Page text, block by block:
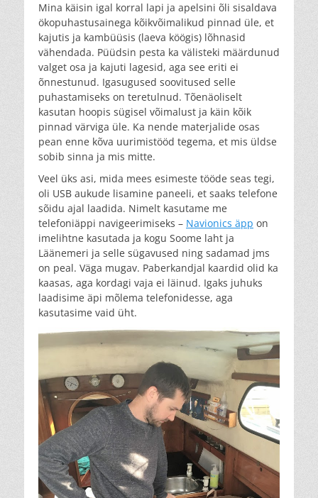
Mina käisin igal korral lapi ja apelsini õli sisaldava
ökopuhastusainega kõikvõimalikud pinnad üle, et
kajutis ja kambüüsis (laeva köögis) lõhnasid
vähendada. Püüdsin pesta ka välisteki määrdunud
valget osa ja kajuti lagesid, aga see eriti ei
õnnestunud. Igasugused soovitused selle
puhastamiseks on teretulnud. Tõenäoliselt
kasutan hoopis sügisel võimalust ja käin kõik
pinnad värviga üle. Ka nende materjalide osas
pean enne kõva uurimistööd tegema, et mis üldse
sobib sinna ja mis mitte.
Veel üks asi, mida mees esimeste tööde seas tegi,
oli USB aukude lisamine paneeli, et saaks telefone
sõidu ajal laadida. Nimelt kasutame me
telefoniäppi navigeerimiseks – Navionics äpp on
imelihtne kasutada ja kogu Soome laht ja
Läänemeri ja selle sügavused ning sadamad jms
on peal. Väga mugav. Paberkandjal kaardid olid ka
kaasas, aga kordagi vaja ei läinud. Igaks juhuks
laadisime äpi mõlema telefonidesse, aga
kasutasime vaid üht.